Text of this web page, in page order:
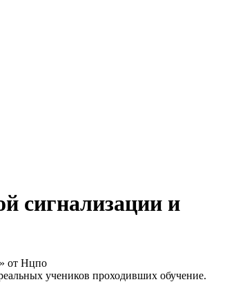
сигнализации и
от Нцпо
учеников проходивших обучение.